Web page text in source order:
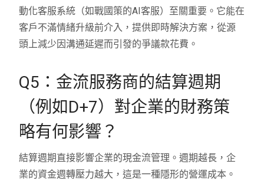
動化客服系統（如戰國策的AI客服）至關重要。它能在
客戶不滿情緒升級前介入，提供即時解決方案，從源
頭上減少因溝通延遲而引發的爭議款花費。
Q5：金流服務商的結算週期
（例如D+7）對企業的財務策
略有何影響？
結算週期直接影響企業的現金流管理。週期越長，企
業的資金週轉壓力越大，這是一種隱形的營運成本。